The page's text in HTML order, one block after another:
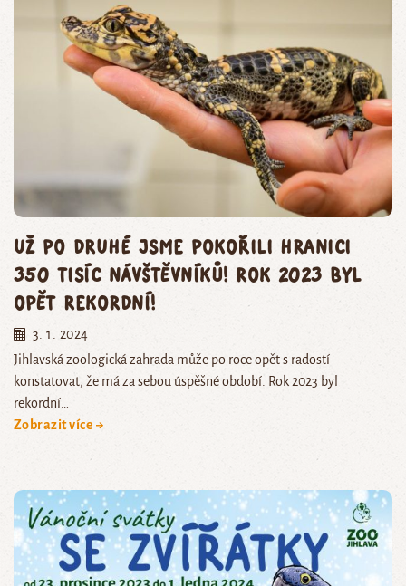
Už po druhé jsme pokořili hranici
350 tisíc návštěvníků! Rok 2023 byl
opět rekordní!
3. 1. 2024
Jihlavská zoologická zahrada může po roce opět s radostí
konstatovat, že má za sebou úspěšné období. Rok 2023 byl
rekordní…
Zobrazit více →